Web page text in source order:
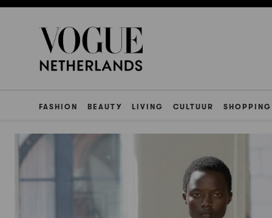
FASHION BEAUTY LIVING CULTUUR SHOPPING